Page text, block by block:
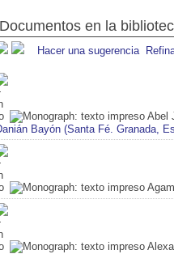
Documentos en la
Hacer una sugerencia
Abel
Bayón (Santa Fé. Granada,
Agam